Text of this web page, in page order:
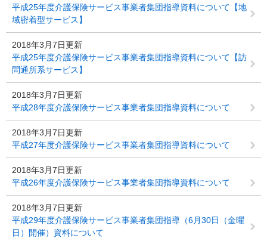
平成25年度介護保険サービス事業者集団指導資料について【地
域密着型サービス】
2018年3月7日更新
平成25年度介護保険サービス事業者集団指導資料について【訪
問通所系サービス】
2018年3月7日更新
平成28年度介護保険サービス事業者集団指導資料について
2018年3月7日更新
平成27年度介護保険サービス事業者集団指導資料について
2018年3月7日更新
平成26年度介護保険サービス事業者集団指導資料について
2018年3月7日更新
平成29年度介護保険サービス事業者集団指導（6月30日（金曜
日）開催）資料について